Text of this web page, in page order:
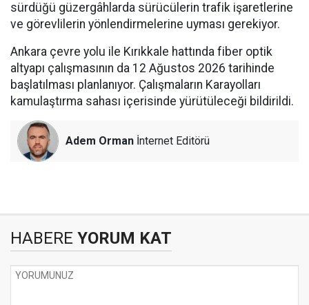
sürdüğü güzergâhlarda sürücülerin trafik işaretlerine
ve görevlilerin yönlendirmelerine uyması gerekiyor.
Ankara çevre yolu ile Kırıkkale hattında fiber optik
altyapı çalışmasının da 12 Ağustos 2026 tarihinde
başlatılması planlanıyor. Çalışmaların Karayolları
kamulaştırma sahası içerisinde yürütüleceği bildirildi.
Adem Orman İnternet Editörü
HABERE YORUM KAT